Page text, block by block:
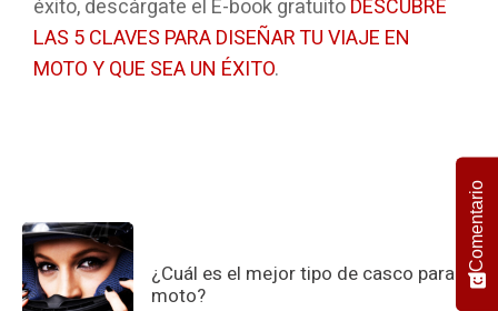
éxito, descárgate el E-book gratuitoDESCUBRE
LAS 5 CLAVES PARA DISEÑAR TU VIAJE EN
MOTO Y QUE SEA UN ÉXITO.
¿Cuál es el mejor tipo de casco para
moto?
Comentario